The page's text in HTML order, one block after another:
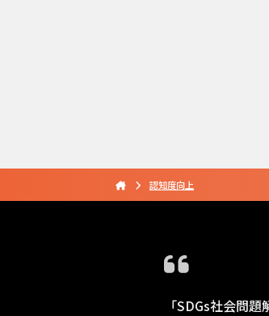
認知度向上
「SDGs社会問